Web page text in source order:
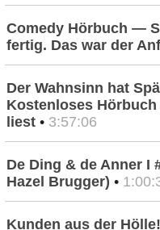
Comedy Hörbuch —
fertig. Das war der
Der Wahnsinn hat
Kostenloses
liest • 3:57:06
De Ding & de Anner I
Hazel Brugger) •
Kunden aus der